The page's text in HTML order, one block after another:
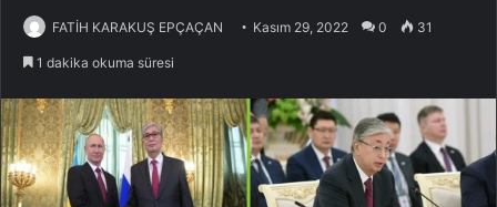
FATİH KARAKUŞ EPÇAÇAN Kasım 29, 2022 0 31
1 dakika okuma süresi